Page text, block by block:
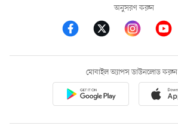
অনুসরণ করুন
মোবাইল অ্যাপস ডাউনলোড করুন